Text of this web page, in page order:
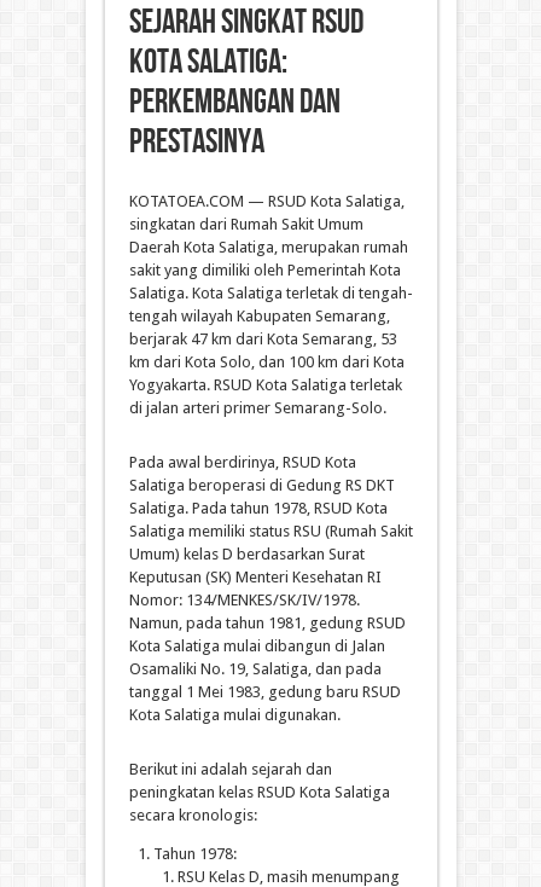
Sejarah Singkat RSUD
Kota Salatiga:
Perkembangan dan
Prestasinya
KOTATOEA.COM — RSUD Kota Salatiga,
singkatan dari Rumah Sakit Umum
Daerah Kota Salatiga, merupakan rumah
sakit yang dimiliki oleh Pemerintah Kota
Salatiga. Kota Salatiga terletak di tengah-
tengah wilayah Kabupaten Semarang,
berjarak 47 km dari Kota Semarang, 53
km dari Kota Solo, dan 100 km dari Kota
Yogyakarta. RSUD Kota Salatiga terletak
di jalan arteri primer Semarang-Solo.
Pada awal berdirinya, RSUD Kota
Salatiga beroperasi di Gedung RS DKT
Salatiga. Pada tahun 1978, RSUD Kota
Salatiga memiliki status RSU (Rumah Sakit
Umum) kelas D berdasarkan Surat
Keputusan (SK) Menteri Kesehatan RI
Nomor: 134/MENKES/SK/IV/1978.
Namun, pada tahun 1981, gedung RSUD
Kota Salatiga mulai dibangun di Jalan
Osamaliki No. 19, Salatiga, dan pada
tanggal 1 Mei 1983, gedung baru RSUD
Kota Salatiga mulai digunakan.
Berikut ini adalah sejarah dan
peningkatan kelas RSUD Kota Salatiga
secara kronologis:
Tahun 1978:
RSU Kelas D, masih menumpang